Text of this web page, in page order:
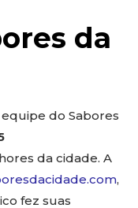
da
do Sabores
da cidade. A
,
fez suas